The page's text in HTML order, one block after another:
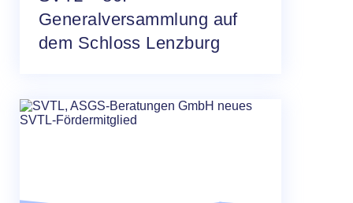
Generalversammlung auf
dem Schloss Lenzburg